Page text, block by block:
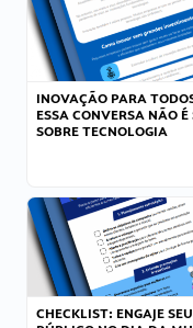
INOVAÇÃO PARA
ESSA CONVERSA NÃO É
SOBRE TECNOLOGIA
CHECKLIST: ENGAJE SEU